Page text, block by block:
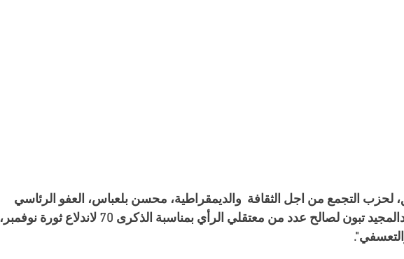
التجمع من اجل الثقافة  والديمقراطية، محسن بلعباس، العفو الرئاسي
الذي اقره الرئيس عبدالمجيد تبون لصالح عدد من معتقلي الرأي بمناسبة الذكرى 70 لاندلاع ثورة نوفمبر،